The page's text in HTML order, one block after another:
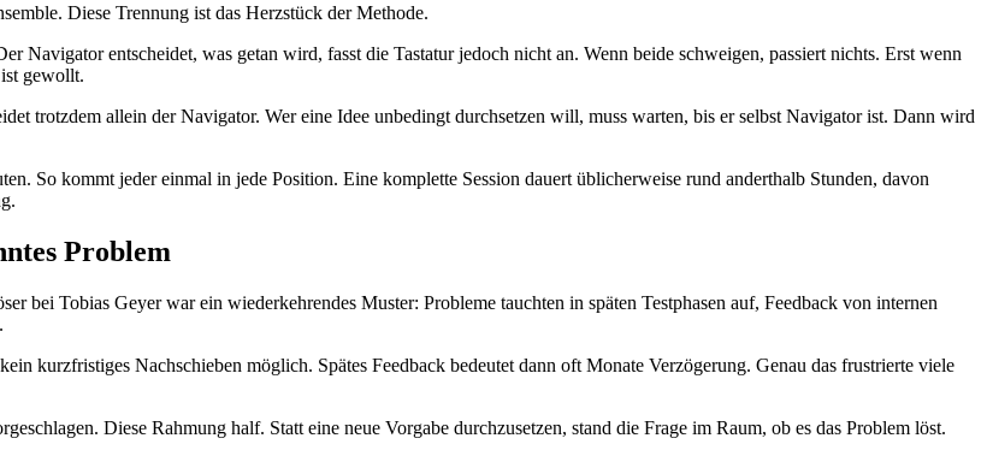
Diese Trennung ist das Herzstück der Methode.
entscheidet, was getan wird, fasst die Tastatur jedoch nicht an. Wenn beide schweigen, passiert nichts. Erst wenn
gewollt.
trotzdem allein der Navigator. Wer eine Idee unbedingt durchsetzen will, muss warten, bis er selbst Navigator ist. Dann wird
So kommt jeder einmal in jede Position. Eine komplette Session dauert üblicherweise rund anderthalb Stunden, davon
Problem
bei Tobias Geyer war ein wiederkehrendes Muster: Probleme tauchten in späten Testphasen auf, Feedback von internen
kurzfristiges Nachschieben möglich. Spätes Feedback bedeutet dann oft Monate Verzögerung. Genau das frustrierte viele
Diese Rahmung half. Statt eine neue Vorgabe durchzusetzen, stand die Frage im Raum, ob es das Problem löst.